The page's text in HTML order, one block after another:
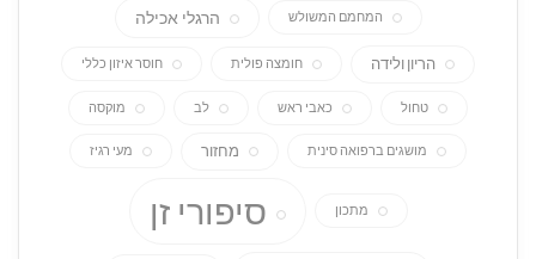
המחמם המשולש הרגלי אכילה
הריון ולידה חומצה פולית חוסר איזון כללי
טחול כאבי ראש לב מוקסה
מושגים ברפואה סינית מחזור מעי רגיז
מתכון סיפורי זן